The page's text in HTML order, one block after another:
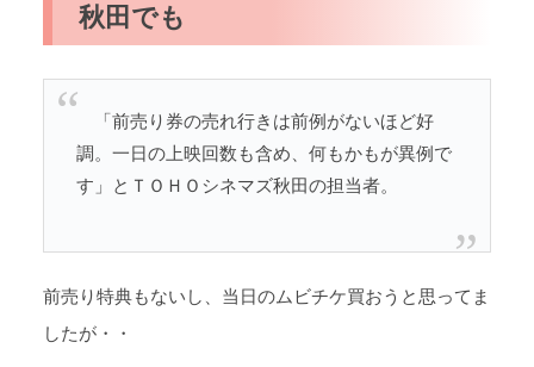
秋田でも
「前売り券の売れ行きは前例がないほど好
調。一日の上映回数も含め、何もかもが異例で
す」とＴＯＨＯシネマズ秋田の担当者。
前売り特典もないし、当日のムビチケ買おうと思ってま
したが・・